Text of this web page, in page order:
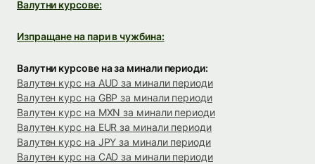
Валутни курсове:
Изпращане на пари в чужбина:
Валутни курсове на за минали периоди:
Валутен курс на AUD за минали периоди
Валутен курс на GBP за минали периоди
Валутен курс на MXN за минали периоди
Валутен курс на EUR за минали периоди
Валутен курс на JPY за минали периоди
Валутен курс на CAD за минали периоди